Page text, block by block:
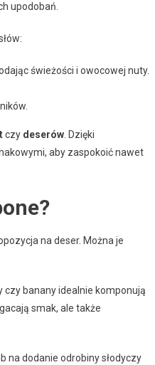
upodobań.
świeżości i owocowej nuty.
czy deserów. Dzięki
aby zaspokoić nawet
na deser. Można je
czy banany idealnie komponują
smak, ale także
na dodanie odrobiny słodyczy